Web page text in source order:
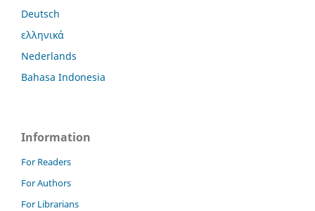
Deutsch
ελληνικά
Nederlands
Bahasa Indonesia
Information
For Readers
For Authors
For Librarians